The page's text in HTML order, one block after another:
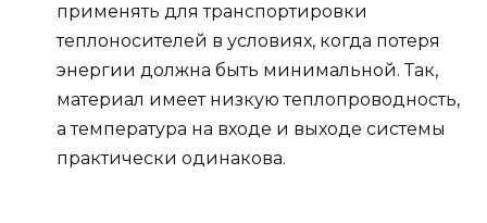
применять для транспортировки
теплоносителей в условиях, когда потеря
энергии должна быть минимальной. Так,
материал имеет низкую теплопроводность,
а температура на входе и выходе системы
практически одинакова.